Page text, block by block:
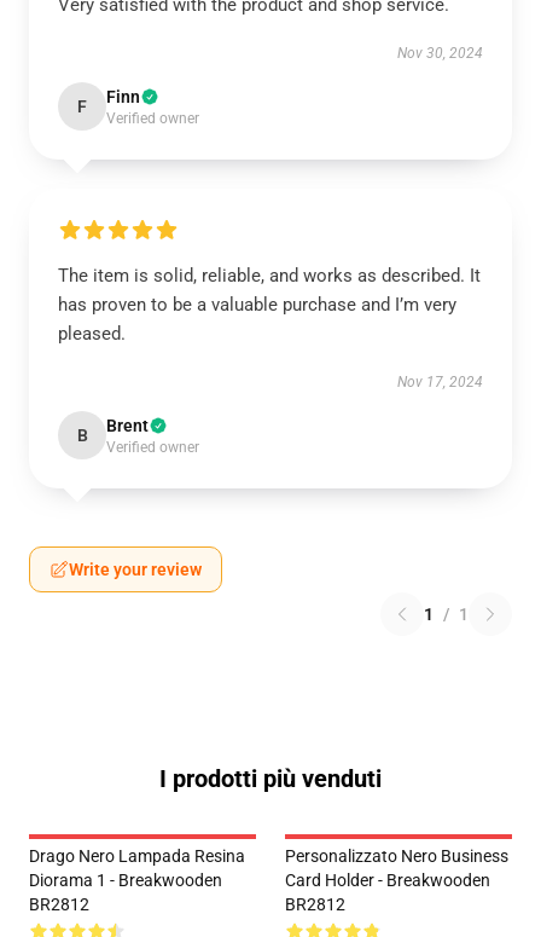
Very satisfied with the product and shop service.
Nov 30, 2024
F Finn
Verified owner
The item is solid, reliable, and works as described. It
has proven to be a valuable purchase and I’m very
pleased.
Nov 17, 2024
B Brent
Verified owner
Write your review
1 / 1
I prodotti più venduti
Drago Nero Lampada Resina
Diorama 1 - Breakwooden
BR2812
Personalizzato Nero Business
Card Holder - Breakwooden
BR2812